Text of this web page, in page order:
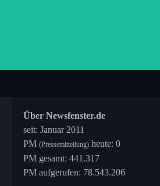
Über Newsfenster.de
seit: Januar 2011
PM (Pressemitteilung) heute: 0
PM gesamt: 441.317
PM aufgerufen: 78.543.206